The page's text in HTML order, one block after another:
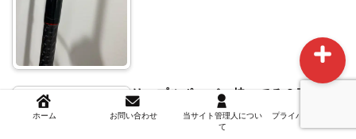
リップルポッパー持ってる？引き波
で寄せる面白さ
ホーム お問い合わせ
当サイト管理人につい
て
プライバシーポリシー